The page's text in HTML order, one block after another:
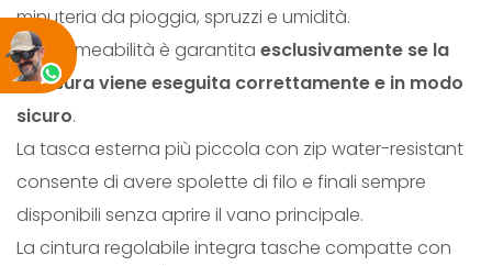
P
A
C
K
q
u
a
n
minuteria da pioggia, spruzzi e umidità.
L’impermeabilità è garantita esclusivamente se la
chiusura viene eseguita correttamente e in modo
sicuro.
La tasca esterna più piccola con zip water-resistant
consente di avere spolette di filo e finali sempre
disponibili senza aprire il vano principale.
La cintura regolabile integra tasche compatte con